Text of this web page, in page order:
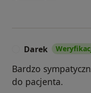
Darek
Bardzo
do pacjenta.